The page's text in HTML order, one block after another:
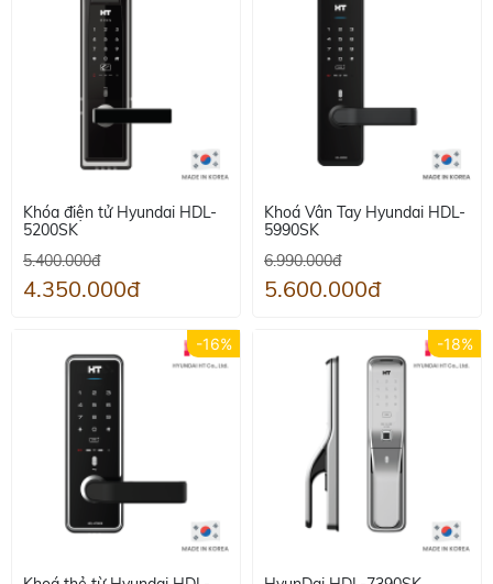
Khóa điện tử Hyundai HDL-
5200SK
5.400.000đ
4.350.000đ
Khoá Vân Tay Hyundai HDL-
5990SK
6.990.000đ
5.600.000đ
-16% -18%